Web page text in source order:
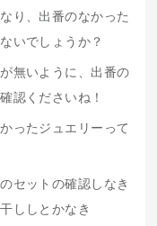
り、出番のなかった
いでしょうか？
無いように、出番の
認くださいね！
ったジュエリーって
セットの確認しなき
ししとかなき